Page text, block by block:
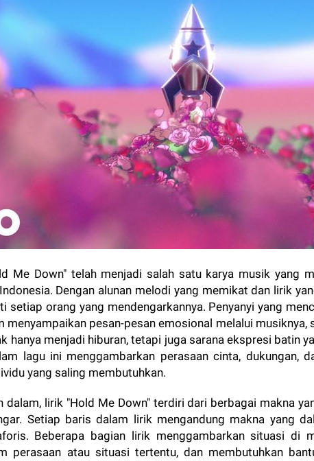
Me Down" telah menjadi salah satu karya musik yang
Dengan alunan melodi yang memikat dan lirik
setiap orang yang mendengarkannya. Penyanyi yang
menyampaikan pesan-pesan emosional melalui musiknya,
hanya menjadi hiburan, tetapi juga sarana ekspresi batin
lagu ini menggambarkan perasaan cinta, dukungan,
yang saling membutuhkan.
dalam, lirik "Hold Me Down" terdiri dari berbagai makna
Setiap baris dalam lirik mengandung makna yang
Beberapa bagian lirik menggambarkan situasi di
perasaan atau situasi tertentu, dan membutuhkan